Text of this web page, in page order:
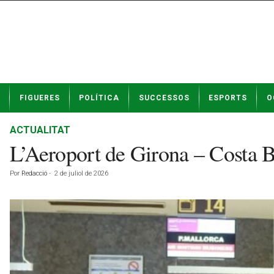
t
FIGUERES POLÍTICA SUCCESSOS ESPORTS
ACTUALITAT
L’Aeroport de Girona – Costa
Por Redacció - 2 de juliol de 2026